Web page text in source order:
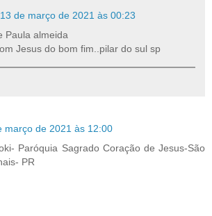
13 de março de 2021 às 00:23
Paula almeida
Jesus do bom fim..pilar do sul sp
março de 2021 às 12:00
Paróquia Sagrado Coração de Jesus-São
PR